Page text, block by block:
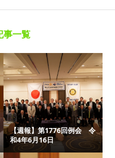
事一覧
【週報】第1776回例会 令
和4年6月16日